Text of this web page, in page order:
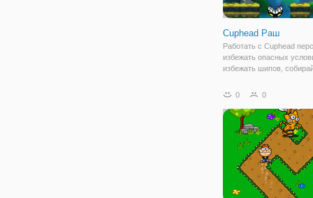
Cuphead Раш
Работать с Cuphead
избежать опасных
избежать шипов,
для выполнения
скользите, прыгайте,
0 0